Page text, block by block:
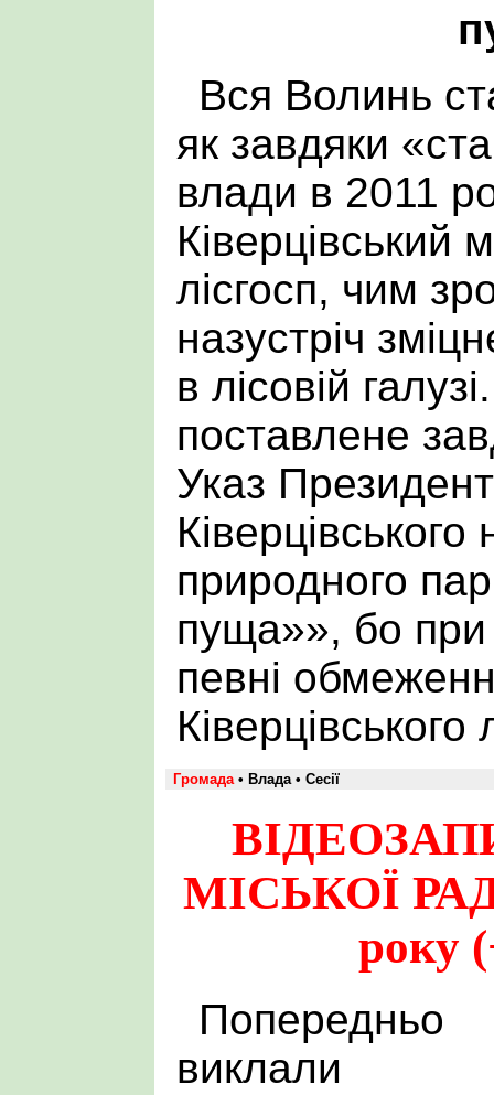
Вся Волинь
як завдяки
влади в 2011
Ківерцівський
лісгосп, чим
назустріч
в лісовій
поставлене
Указ
природного
пуща»», бо
певні
Ківерцівського
Громада• Влада • Сесії
МІСЬКОЇ
року
Попередньо
виклали